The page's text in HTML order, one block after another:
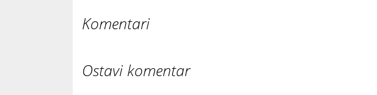
Komentari
Ostavi komentar